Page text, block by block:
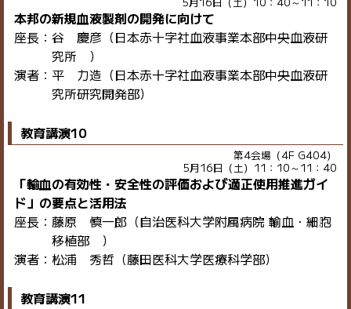
本邦の新規血液製剤の開発に向けて
座長：谷 慶彦（日本赤十字社血液事業本部中央血液研
究所 ）
演者：平 力造（日本赤十字社血液事業本部中央血液研
究所研究開発部）
教育講演10
第4会場（4F G404）
5月16日（土）11：10～11：40
「輸血の有効性・安全性の評価および適正使用推進ガイ
ド」の要点と活用法
座長：藤原 慎一郎（自治医科大学附属病院 輸血・細胞
移植部 ）
演者：松浦 秀哲（藤田医科大学医療科学部）
教育講演11